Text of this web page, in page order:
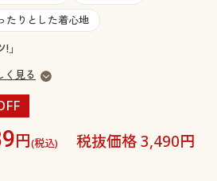
合わせ
合わせ
たりとした着心地
く見る
円(税込)
税抜価格 3,490円